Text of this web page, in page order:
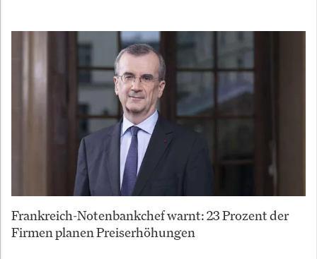
Frankreich-Notenbankchef warnt: 23 Prozent der
Firmen planen Preiserhöhungen